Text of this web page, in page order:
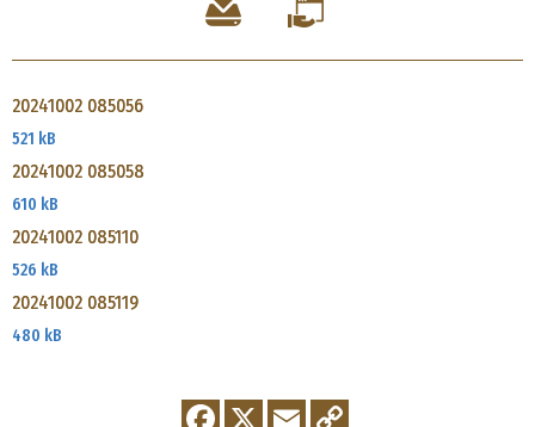
20241002 085056
521 kB
20241002 085058
610 kB
20241002 085110
526 kB
20241002 085119
480 kB